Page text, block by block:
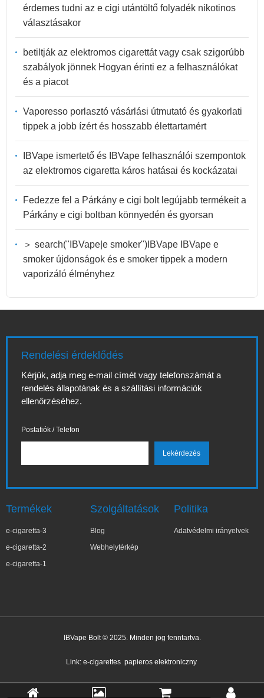
érdemes tudni az e cigi utántöltő folyadék nikotinos
választásakor
betiltják az elektromos cigarettát vagy csak szigorúbb
szabályok jönnek Hogyan érinti ez a felhasználókat
és a piacot
Vaporesso porlasztó vásárlási útmutató és gyakorlati
tippek a jobb ízért és hosszabb élettartamért
IBVape ismertető és IBVape felhasználói szempontok
az elektromos cigaretta káros hatásai és kockázatai
Fedezze fel a Párkány e cigi bolt legújabb termékeit a
Párkány e cigi boltban könnyedén és gyorsan
＞ search("IBVape|e smoker")IBVape IBVape e
smoker újdonságok és e smoker tippek a modern
vaporizáló élményhez
Rendelési érdeklődés
Kérjük, adja meg e-mail címét vagy telefonszámát a
rendelés állapotának és a szállítási információk
ellenőrzéséhez.
Postafiók / Telefon
Termékek
e-cigaretta-3
e-cigaretta-2
e-cigaretta-1
Szolgáltatások
Blog
Webhelytérkép
Politika
Adatvédelmi irányelvek
IBVape Bolt © 2025. Minden jog fenntartva.
Link: e-cigarettes papieros elektroniczny
✕
Wa***a